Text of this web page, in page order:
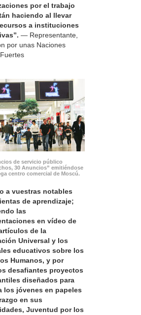
por el trabajo
haciendo al llevar
a instituciones
— Representante,
por unas Naciones
de servicio público
30 Anuncios” emitiéndose
centro comercial de Moscú.
a vuestras notables
de aprendizaje;
las
en vídeo de
de la
Universal y los
educativos sobre los
Humanos, y por
desafiantes proyectos
diseñados para
los jóvenes en papeles
en sus
Juventud por los